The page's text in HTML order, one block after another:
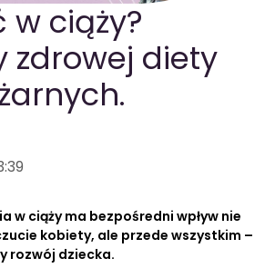
w ciąży?
zdrowej diety
w ciąży ma bezpośredni wpływ nie
kobiety, ale przede wszystkim –
rozwój dziecka.